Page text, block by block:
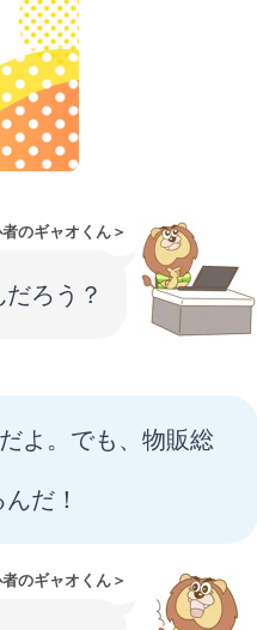
のギャオくん＞
ろう？
よ。でも、物販総
だ！
のギャオくん＞